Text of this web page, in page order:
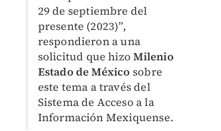
29 de septiembre del
presente (2023)”,
respondieron a una
solicitud que hizoMilenio
Estado de México sobre
este tema a través del
Sistema de Acceso a la
Información Mexiquense.